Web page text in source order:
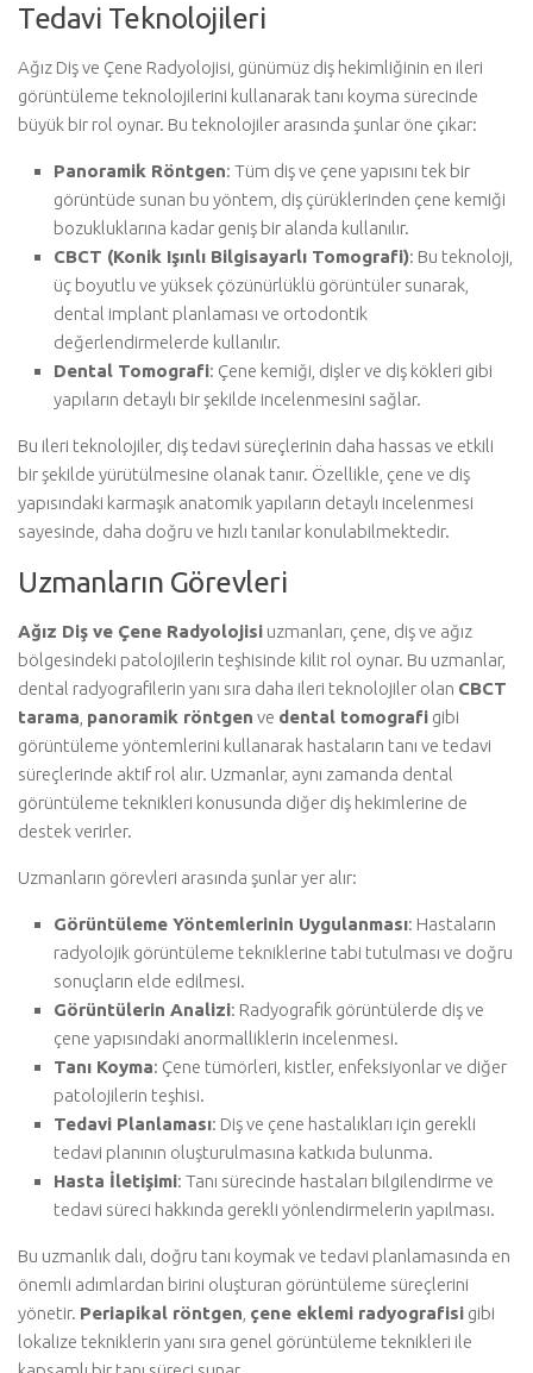
Tedavi Teknolojileri
Ağız Diş ve Çene Radyolojisi, günümüz diş hekimliğinin en ileri
görüntüleme teknolojilerini kullanarak tanı koyma sürecinde
büyük bir rol oynar. Bu teknolojiler arasında şunlar öne çıkar:
Panoramik Röntgen: Tüm diş ve çene yapısını tek bir
görüntüde sunan bu yöntem, diş çürüklerinden çene kemiği
bozukluklarına kadar geniş bir alanda kullanılır.
CBCT (Konik Işınlı Bilgisayarlı Tomografi): Bu teknoloji,
üç boyutlu ve yüksek çözünürlüklü görüntüler sunarak,
dental implant planlaması ve ortodontik
değerlendirmelerde kullanılır.
Dental Tomografi: Çene kemiği, dişler ve diş kökleri gibi
yapıların detaylı bir şekilde incelenmesini sağlar.
Bu ileri teknolojiler, diş tedavi süreçlerinin daha hassas ve etkili
bir şekilde yürütülmesine olanak tanır. Özellikle, çene ve diş
yapısındaki karmaşık anatomik yapıların detaylı incelenmesi
sayesinde, daha doğru ve hızlı tanılar konulabilmektedir.
Uzmanların Görevleri
Ağız Diş ve Çene Radyolojisi uzmanları, çene, diş ve ağız
bölgesindeki patolojilerin teşhisinde kilit rol oynar. Bu uzmanlar,
dental radyografilerin yanı sıra daha ileri teknolojiler olan CBCT
tarama panoramik röntgen ve dental tomografi gibi
görüntüleme yöntemlerini kullanarak hastaların tanı ve tedavi
süreçlerinde aktif rol alır. Uzmanlar, aynı zamanda dental
görüntüleme teknikleri konusunda diğer diş hekimlerine de
destek verirler.
Uzmanların görevleri arasında şunlar yer alır:
Görüntüleme Yöntemlerinin Uygulanması: Hastaların
radyolojik görüntüleme tekniklerine tabi tutulması ve doğru
sonuçların elde edilmesi.
Görüntülerin Analizi: Radyografik görüntülerde diş ve
çene yapısındaki anormalliklerin incelenmesi.
Tanı Koyma: Çene tümörleri, kistler, enfeksiyonlar ve diğer
patolojilerin teşhisi.
Tedavi Planlaması: Diş ve çene hastalıkları için gerekli
tedavi planının oluşturulmasına katkıda bulunma.
Hasta İletişimi: Tanı sürecinde hastaları bilgilendirme ve
tedavi süreci hakkında gerekli yönlendirmelerin yapılması.
Bu uzmanlık dalı, doğru tanı koymak ve tedavi planlamasında en
önemli adımlardan birini oluşturan görüntüleme süreçlerini
yönetir. Periapikal röntgen çene eklemi radyografisi gibi
lokalize tekniklerin yanı sıra genel görüntüleme teknikleri ile